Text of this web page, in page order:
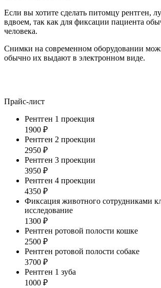
Если вы хотите сделать питомцу рентген,
вдвоем, так как для фиксации пациента
человека.
Снимки на современном оборудовании
обычно их выдают в электронном виде.
Прайс-лист
Рентген 1 проекция
1900 ₽
Рентген 2 проекции
2950 ₽
Рентген 3 проекции
3950 ₽
Рентген 4 проекции
4350 ₽
Фиксация животного сотрудниками
исследование
1300 ₽
Рентген ротовой полости кошке
2500 ₽
Рентген ротовой полости собаке
3700 ₽
Рентген 1 зуба
1000 ₽